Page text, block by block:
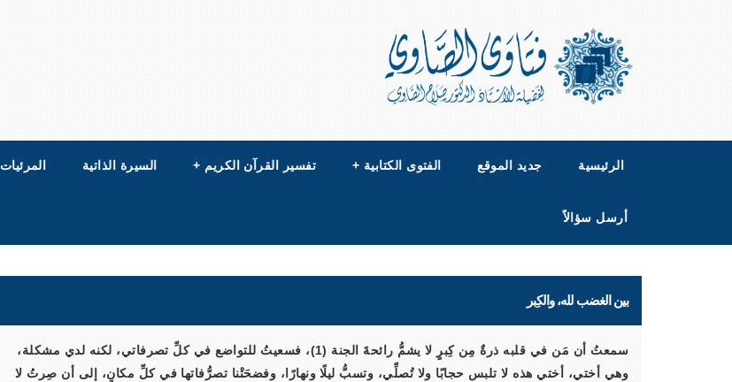
الرئيسية جديد الموقع الفتوى الكتابية + تفسير القرآن الكريم + السيرة الذاتية المرئيات
أرسل سؤالاً
بين الغضب لله، والكِبر
سمعتُ أن مَن في قلبه ذرةٌ مِن كِبرٍ لا يشمُّ رائحةَ الجنة (1)، فسعيتُ للتواضع في كلِّ تصرفاتي، لكنه لدي مشكلة،
وهي أختي، أختي هذه لا تلبس حجابًا ولا تُصلِّي، وتسبُّ ليلًا ونهارًا، وفضحَتْنا تصرُّفاتها في كلِّ مكانٍ، إلى أن صِرتُ لا